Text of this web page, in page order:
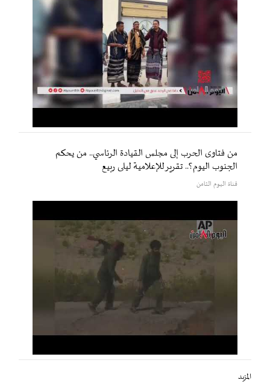
من فتاوى الحرب إلى مجلس القيادة الرئاسي.. من يحكم
الجنوب اليوم؟.. تقرير للإعلامية ليلى ربيع
قناة اليوم الثامن
المزيد